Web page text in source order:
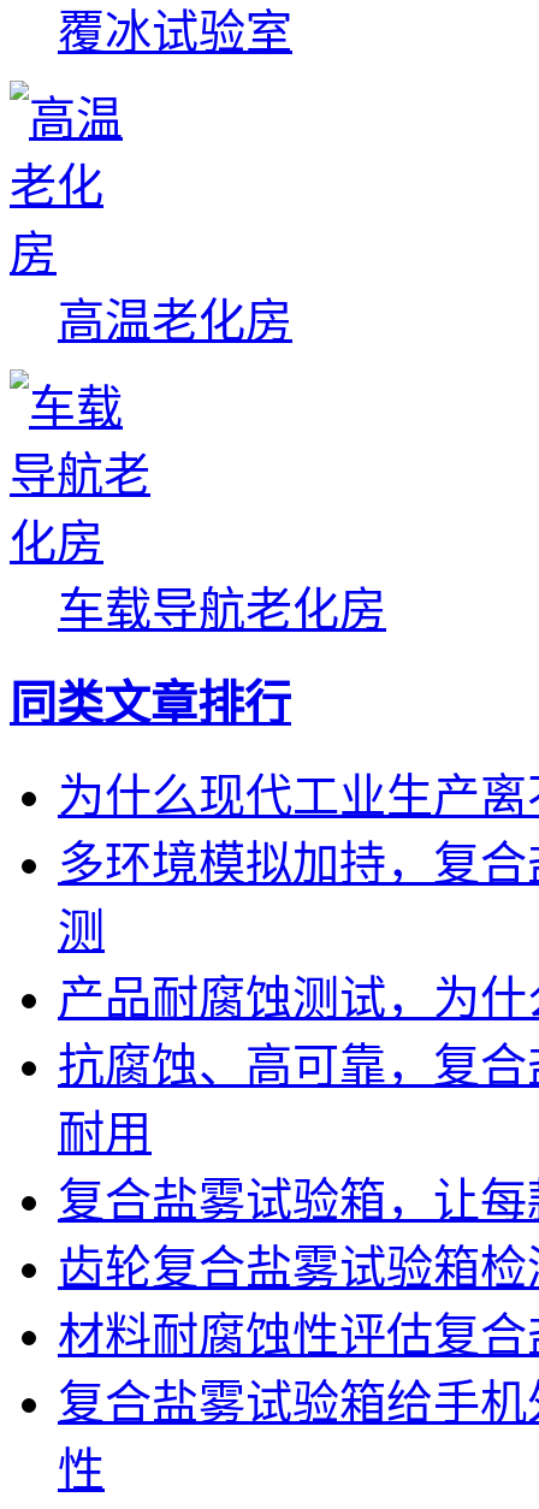
覆冰试验室
高温老化房
车载导航老化房
同类文章排行
为什么现代工业生产
多环境模拟加持，复
测
产品耐腐蚀测试，为
抗腐蚀、高可靠，复
耐用
复合盐雾试验箱，让
齿轮复合盐雾试验箱
材料耐腐蚀性评估复
复合盐雾试验箱给手
性